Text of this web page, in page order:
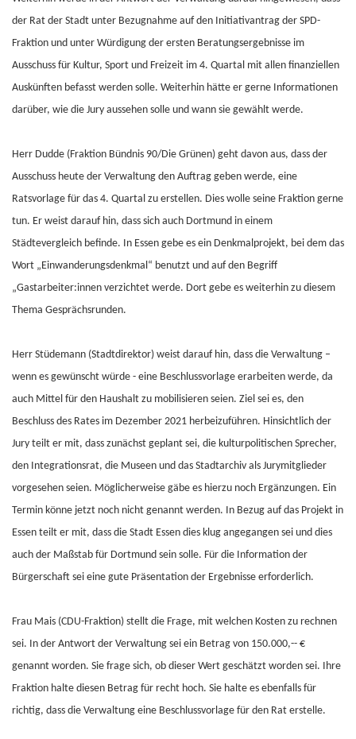
der Rat der Stadt unter Bezugnahme auf den Initiativantrag der SPD-
Fraktion und unter Würdigung der ersten Beratungsergebnisse im
Ausschuss für Kultur, Sport und Freizeit im 4. Quartal mit allen finanziellen
Auskünften befasst werden solle. Weiterhin hätte er gerne Informationen
darüber, wie die Jury aussehen solle und wann sie gewählt werde.
Herr Dudde (Fraktion Bündnis 90/Die Grünen) geht davon aus, dass der
Ausschuss heute der Verwaltung den Auftrag geben werde, eine
Ratsvorlage für das 4. Quartal zu erstellen. Dies wolle seine Fraktion gerne
tun. Er weist darauf hin, dass sich auch Dortmund in einem
Städtevergleich befinde. In Essen gebe es ein Denkmalprojekt, bei dem das
Wort „Einwanderungsdenkmal“ benutzt und auf den Begriff
„Gastarbeiter:innen verzichtet werde. Dort gebe es weiterhin zu diesem
Thema Gesprächsrunden.
Herr Stüdemann (Stadtdirektor) weist darauf hin, dass die Verwaltung –
wenn es gewünscht würde - eine Beschlussvorlage erarbeiten werde, da
auch Mittel für den Haushalt zu mobilisieren seien. Ziel sei es, den
Beschluss des Rates im Dezember 2021 herbeizuführen. Hinsichtlich der
Jury teilt er mit, dass zunächst geplant sei, die kulturpolitischen Sprecher,
den Integrationsrat, die Museen und das Stadtarchiv als Jurymitglieder
vorgesehen seien. Möglicherweise gäbe es hierzu noch Ergänzungen. Ein
Termin könne jetzt noch nicht genannt werden. In Bezug auf das Projekt in
Essen teilt er mit, dass die Stadt Essen dies klug angegangen sei und dies
auch der Maßstab für Dortmund sein solle. Für die Information der
Bürgerschaft sei eine gute Präsentation der Ergebnisse erforderlich.
Frau Mais (CDU-Fraktion) stellt die Frage, mit welchen Kosten zu rechnen
sei. In der Antwort der Verwaltung sei ein Betrag von 150.000,-- €
genannt worden. Sie frage sich, ob dieser Wert geschätzt worden sei. Ihre
Fraktion halte diesen Betrag für recht hoch. Sie halte es ebenfalls für
richtig, dass die Verwaltung eine Beschlussvorlage für den Rat erstelle.